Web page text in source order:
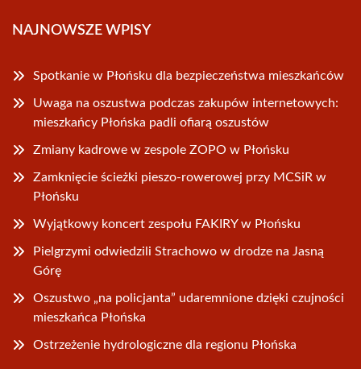
NAJNOWSZE WPISY
Spotkanie w Płońsku dla bezpieczeństwa mieszkańców
Uwaga na oszustwa podczas zakupów internetowych:
mieszkańcy Płońska padli ofiarą oszustów
Zmiany kadrowe w zespole ZOPO w Płońsku
Zamknięcie ścieżki pieszo-rowerowej przy MCSiR w
Płońsku
Wyjątkowy koncert zespołu FAKIRY w Płońsku
Pielgrzymi odwiedzili Strachowo w drodze na Jasną
Górę
Oszustwo „na policjanta” udaremnione dzięki czujności
mieszkańca Płońska
Ostrzeżenie hydrologiczne dla regionu Płońska